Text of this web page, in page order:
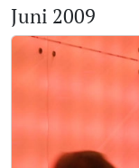
Juni 2009